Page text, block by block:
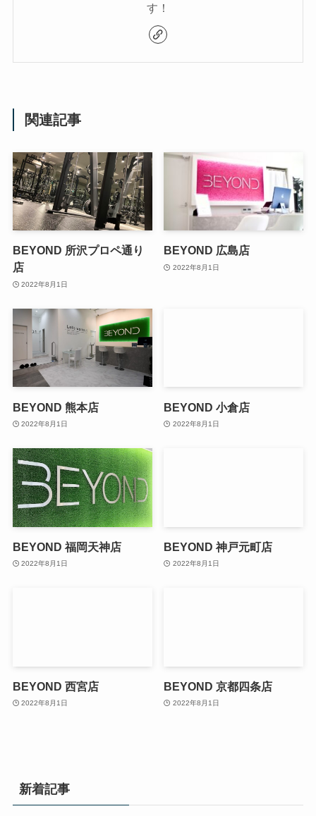
す！
関連記事
BEYOND 所沢プロペ通り
店
2022年8月1日
BEYOND 広島店
2022年8月1日
BEYOND 熊本店
2022年8月1日
BEYOND 小倉店
2022年8月1日
BEYOND 福岡天神店
2022年8月1日
BEYOND 神戸元町店
2022年8月1日
BEYOND 西宮店
2022年8月1日
BEYOND 京都四条店
2022年8月1日
新着記事